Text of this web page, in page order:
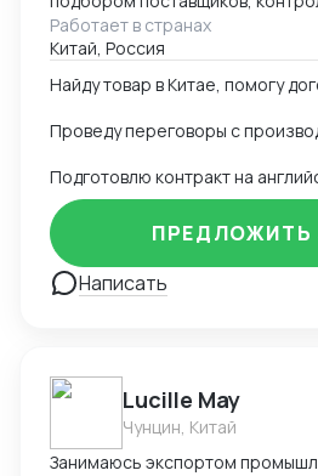
проверкой качества товара. В
работает более 10 человек и
помочь по любым вопросам
Работает в странах
Китай, Россия
Написать
ПРЕДЛОЖИТЬ
Lucille May
Чунцин, Китай
Занимаюсь экспортом